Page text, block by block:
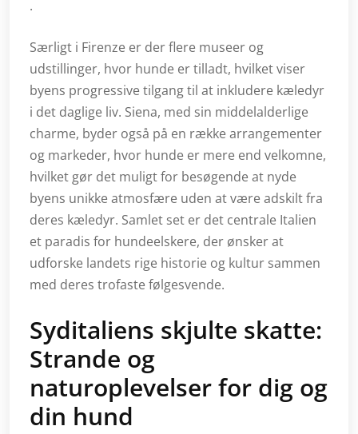
.
Særligt i Firenze er der flere museer og
udstillinger, hvor hunde er tilladt, hvilket viser
byens progressive tilgang til at inkludere kæledyr
i det daglige liv. Siena, med sin middelalderlige
charme, byder også på en række arrangementer
og markeder, hvor hunde er mere end velkomne,
hvilket gør det muligt for besøgende at nyde
byens unikke atmosfære uden at være adskilt fra
deres kæledyr. Samlet set er det centrale Italien
et paradis for hundeelskere, der ønsker at
udforske landets rige historie og kultur sammen
med deres trofaste følgesvende.
Syditaliens skjulte skatte:
Strande og
naturoplevelser for dig og
din hund